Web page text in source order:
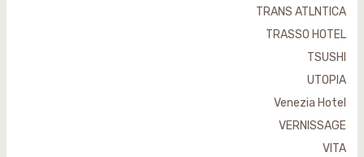
TRANS ATLNTICA
TRASSO HOTEL
TSUSHI
UTOPIA
Venezia Hotel
VERNISSAGE
VITA